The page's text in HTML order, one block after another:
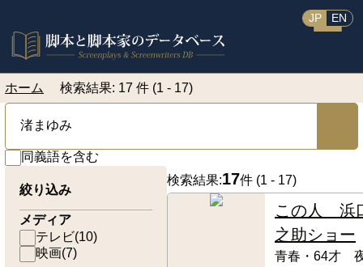
JP EN
ホーム 検索結果: 17 件 (1 - 17)
同義語を含む
絞り込み
メディア
テレビ(10)
映画(7)
検索結果:17件 (1 - 17)
この人 浜
之助ショー
青春・64才